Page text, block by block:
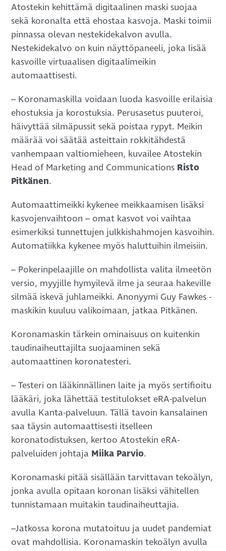
Atostekin kehittämä digitaalinen maski suojaa
sekä koronalta että ehostaa kasvoja. Maski toimii
pinnassa olevan nestekidekalvon avulla.
Nestekidekalvo on kuin näyttöpaneeli, joka lisää
kasvoille virtuaalisen digitaalimeikin
automaattisesti.
– Koronamaskilla voidaan luoda kasvoille erilaisia
ehostuksia ja korostuksia. Perusasetus puuteroi,
häivyttää silmäpussit sekä poistaa rypyt. Meikin
määrää voi säätää asteittain rokkitähdestä
vanhempaan valtiomieheen, kuvailee Atostekin
Head of Marketing and Communications Risto
Pitkänen.
Automaattimeikki kykenee meikkaamisen lisäksi
kasvojenvaihtoon – omat kasvot voi vaihtaa
esimerkiksi tunnettujen julkkishahmojen kasvoihin.
Automatiikka kykenee myös haluttuihin ilmeisiin.
– Pokerinpelaajille on mahdollista valita ilmeetön
versio, myyjille hymyilevä ilme ja seuraa hakeville
silmää iskevä juhlameikki. Anonyymi Guy Fawkes -
maskikin kuuluu valikoimaan, jatkaa Pitkänen.
Koronamaskin tärkein ominaisuus on kuitenkin
taudinaiheuttajilta suojaaminen sekä
automaattinen koronatesteri.
– Testeri on lääkinnällinen laite ja myös sertifioitu
lääkäri, joka lähettää testitulokset eRA-palvelun
avulla Kanta-palveluun. Tällä tavoin kansalainen
saa täysin automaattisesti itselleen
koronatodistuksen, kertoo Atostekin eRA-
palveluiden johtaja Miika Parvio.
Koronamaski pitää sisällään tarvittavan tekoälyn,
jonka avulla opitaan koronan lisäksi vähitellen
tunnistamaan muitakin taudinaiheuttajia.
–Jatkossa korona mutatoituu ja uudet pandemiat
ovat mahdollisia. Koronamaskin tekoälyn avulla